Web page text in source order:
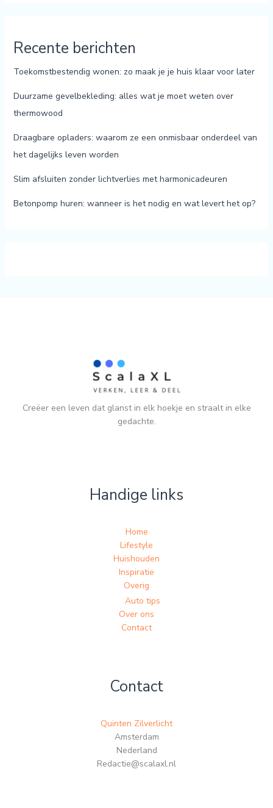
Recente berichten
Toekomstbestendig wonen: zo maak je je huis klaar voor later
Duurzame gevelbekleding: alles wat je moet weten over
thermowood
Draagbare opladers: waarom ze een onmisbaar onderdeel van
het dagelijks leven worden
Slim afsluiten zonder lichtverlies met harmonicadeuren
Betonpomp huren: wanneer is het nodig en wat levert het op?
Creëer een leven dat glanst in elk hoekje en straalt in elke
gedachte.
Handige links
Home
Lifestyle
Huishouden
Inspiratie
Overig
Auto tips
Over ons
Contact
Contact
Quinten Zilverlicht
Amsterdam
Nederland
Redactie@scalaxl.nl